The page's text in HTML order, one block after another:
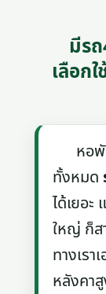
มีร
เลือก
หอพัก
ทั้งหมด
ได้เยอะ
ใหญ่ ก็ส
ทางเรา
หลังคา